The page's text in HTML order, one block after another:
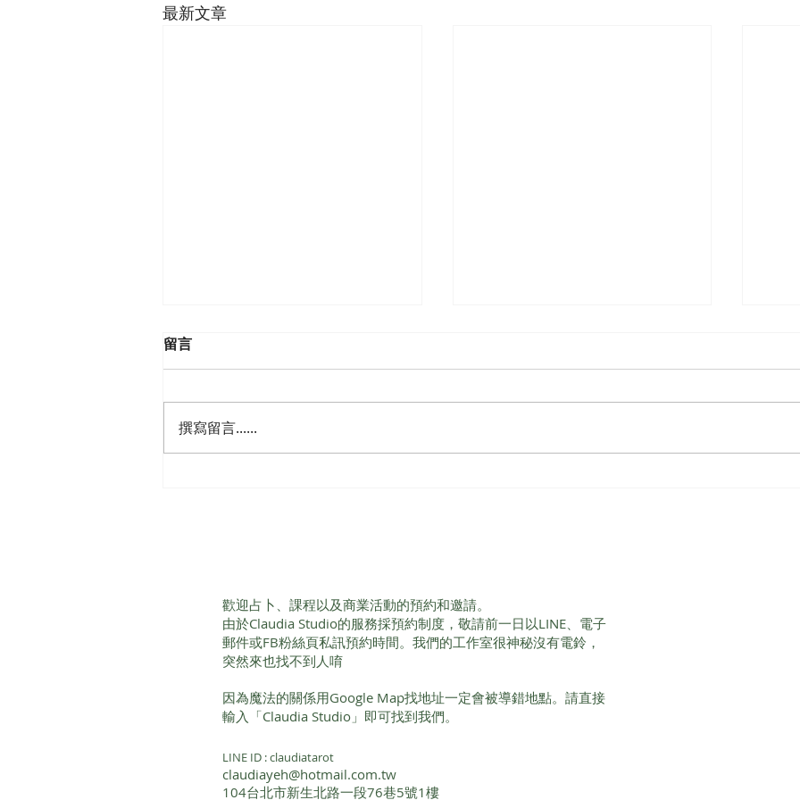
最新文章
面占與函批的區別
留言
撰寫留言......
歡迎占卜、課程以及商業活動的預約和邀請。
由於Claudia Studio的服務採預約制度，敬請前一日以LINE、電子
郵件或FB粉絲頁私訊預約時間。我們的工作室很神秘沒有電鈴，
突然來也找不到人唷
因為魔法的關係用Google Map找地址一定會被導錯地點。請直接
輸入「Claudia Studio」即可找到我們。
LINE ID : claudiatarot
claudiayeh@hotmail.com.tw
104台北市新生北路一段76巷5號1樓